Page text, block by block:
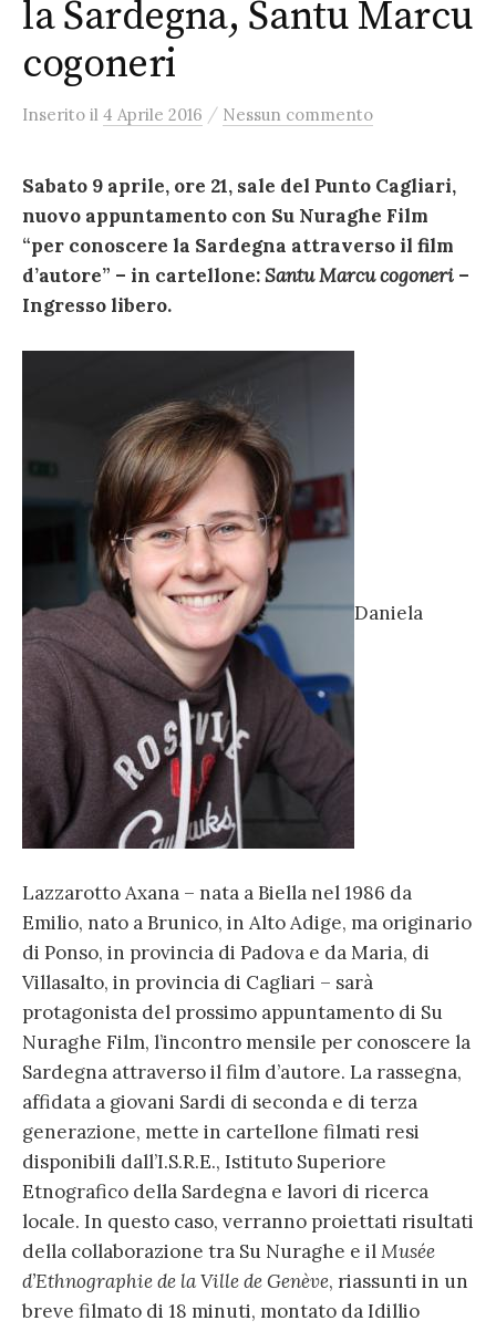
la Sardegna, Santu Marcu
cogoneri
Inserito il 4 Aprile 2016 / Nessun commento
Sabato 9 aprile, ore 21, sale del Punto Cagliari,
nuovo appuntamento con Su Nuraghe Film
“per conoscere la Sardegna attraverso il film
d’autore” – in cartellone:Santu Marcu cogoneri –
Ingresso libero.
Daniela
Lazzarotto Axana – nata a Biella nel 1986 da
Emilio, nato a Brunico, in Alto Adige, ma originario
di Ponso, in provincia di Padova e da Maria, di
Villasalto, in provincia di Cagliari – sarà
protagonista del prossimo appuntamento di Su
Nuraghe Film, l’incontro mensile per conoscere la
Sardegna attraverso il film d’autore. La rassegna,
affidata a giovani Sardi di seconda e di terza
generazione, mette in cartellone filmati resi
disponibili dall’I.S.R.E., Istituto Superiore
Etnografico della Sardegna e lavori di ricerca
locale. In questo caso, verranno proiettati risultati
della collaborazione tra Su Nuraghe e ilMusée
d’Ethnographie de la Ville de Genève, riassunti in un
breve filmato di 18 minuti, montato da Idillio